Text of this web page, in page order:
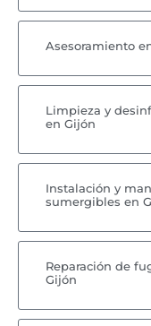
Asesoramiento
Limpieza y
en Gijón
Instalación y
sumergibles en
Reparación de
Gijón